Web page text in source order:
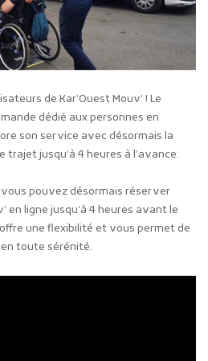
de Kar’Ouest Mouv’ ! Le
dédié aux personnes en
son service avec désormais la
jusqu’à 4 heures à l’avance.
pouvez désormais réserver
en ligne jusqu’à 4 heures avant le
une flexibilité et vous permet de
toute sérénité.